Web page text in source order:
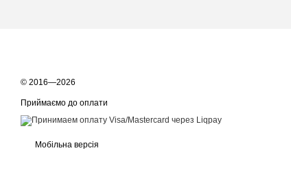
© 2016—2026
Приймаємо до оплати
Мобільна версія